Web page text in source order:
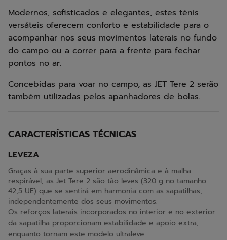
Modernos, sofisticados e elegantes, estes ténis
versáteis oferecem conforto e estabilidade para o
acompanhar nos seus movimentos laterais no fundo
do campo ou a correr para a frente para fechar
pontos no ar.
Concebidas para voar no campo, as JET Tere 2 serão
também utilizadas pelos apanhadores de bolas.
CARACTERÍSTICAS TÉCNICAS
LEVEZA
Graças à sua parte superior aerodinâmica e à malha
respirável, as Jet Tere 2 são tão leves (320 g no tamanho
42,5 UE) que se sentirá em harmonia com as sapatilhas,
independentemente dos seus movimentos.
Os reforços laterais incorporados no interior e no exterior
da sapatilha proporcionam estabilidade e apoio extra,
enquanto tornam este modelo ultraleve.